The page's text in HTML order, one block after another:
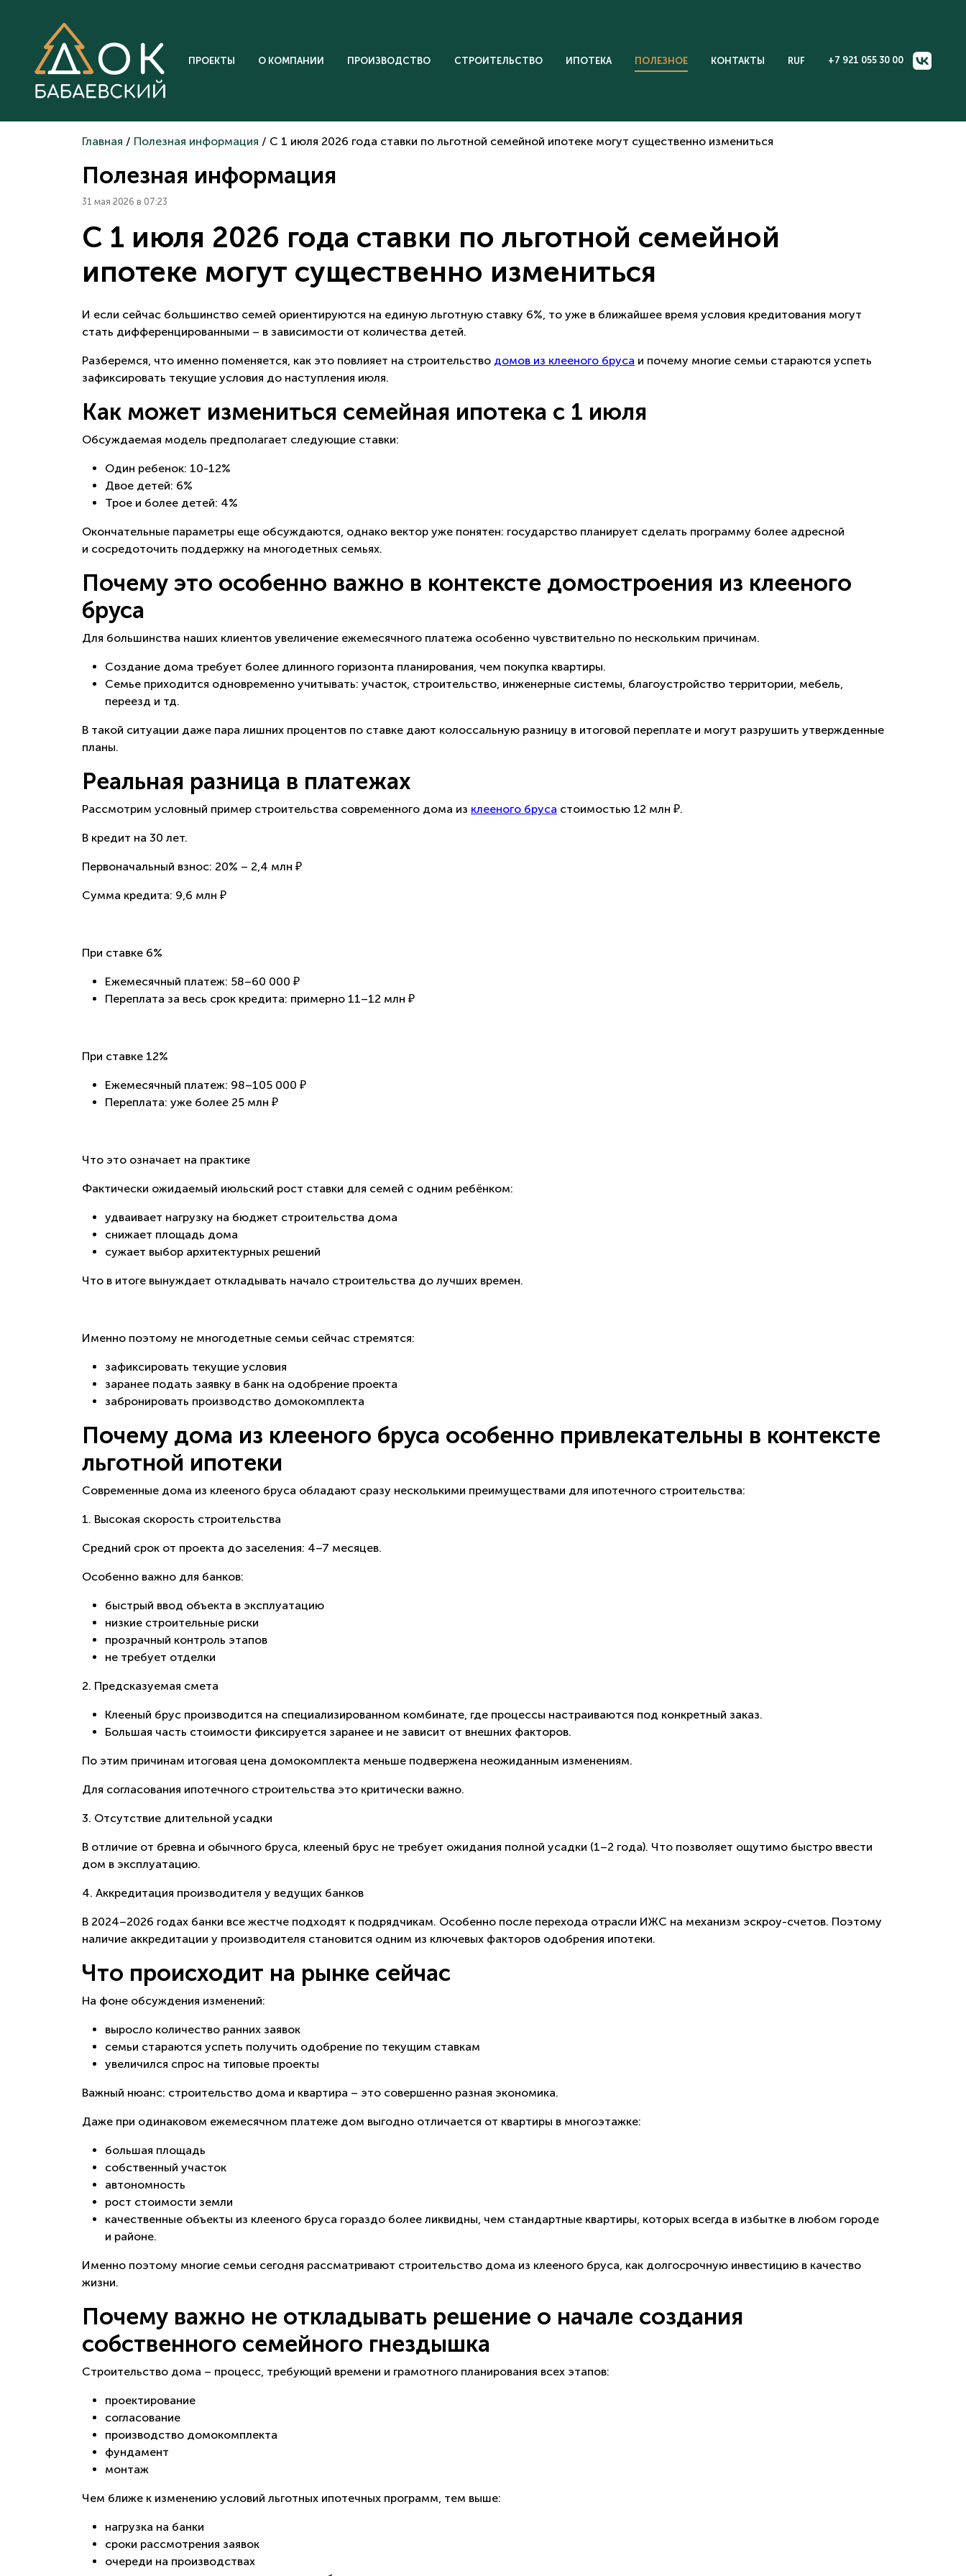
ПРОЕКТЫ О КОМПАНИИ ПРОИЗВОДСТВО СТРОИТЕЛЬСТВО ИПОТЕКА ПОЛЕЗНОЕ КОНТАКТЫ RUF +7 921 055 30 00
Главная / Полезная информация / С 1 июля 2026 года ставки по льготной семейной ипотеке могут существенно измениться
Полезная информация
31 мая 2026 в 07:23
С 1 июля 2026 года ставки по льготной семейной
ипотеке могут существенно измениться
И если сейчас большинство семей ориентируются на единую льготную ставку 6%, то уже в ближайшее время условия кредитования могут
стать дифференцированными – в зависимости от количества детей.
Разберемся, что именно поменяется, как это повлияет на строительство домов из клееного бруса и почему многие семьи стараются успеть
зафиксировать текущие условия до наступления июля.
Как может измениться семейная ипотека с 1 июля
Обсуждаемая модель предполагает следующие ставки:
Один ребенок: 10-12%
Двое детей: 6%
Трое и более детей: 4%
Окончательные параметры еще обсуждаются, однако вектор уже понятен: государство планирует сделать программу более адресной
и сосредоточить поддержку на многодетных семьях.
Почему это особенно важно в контексте домостроения из клееного
бруса
Для большинства наших клиентов увеличение ежемесячного платежа особенно чувствительно по нескольким причинам.
Создание дома требует более длинного горизонта планирования, чем покупка квартиры.
Семье приходится одновременно учитывать: участок, строительство, инженерные системы, благоустройство территории, мебель,
переезд и тд.
В такой ситуации даже пара лишних процентов по ставке дают колоссальную разницу в итоговой переплате и могут разрушить утвержденные
планы.
Реальная разница в платежах
Рассмотрим условный пример строительства современного дома из клееного бруса стоимостью 12 млн ₽.
В кредит на 30 лет.
Первоначальный взнос: 20% – 2,4 млн ₽
Сумма кредита: 9,6 млн ₽
При ставке 6%
Ежемесячный платеж: 58–60 000 ₽
Переплата за весь срок кредита: примерно 11–12 млн ₽
При ставке 12%
Ежемесячный платеж: 98–105 000 ₽
Переплата: уже более 25 млн ₽
Что это означает на практике
Фактически ожидаемый июльский рост ставки для семей с одним ребёнком:
удваивает нагрузку на бюджет строительства дома
снижает площадь дома
сужает выбор архитектурных решений
Что в итоге вынуждает откладывать начало строительства до лучших времен.
Именно поэтому не многодетные семьи сейчас стремятся:
зафиксировать текущие условия
заранее подать заявку в банк на одобрение проекта
забронировать производство домокомплекта
Почему дома из клееного бруса особенно привлекательны в контексте
льготной ипотеки
Современные дома из клееного бруса обладают сразу несколькими преимуществами для ипотечного строительства:
1. Высокая скорость строительства
Средний срок от проекта до заселения: 4–7 месяцев.
Особенно важно для банков:
быстрый ввод объекта в эксплуатацию
низкие строительные риски
прозрачный контроль этапов
не требует отделки
2. Предсказуемая смета
Клееный брус производится на специализированном комбинате, где процессы настраиваются под конкретный заказ.
Большая часть стоимости фиксируется заранее и не зависит от внешних факторов.
По этим причинам итоговая цена домокомплекта меньше подвержена неожиданным изменениям.
Для согласования ипотечного строительства это критически важно.
3. Отсутствие длительной усадки
В отличие от бревна и обычного бруса, клееный брус не требует ожидания полной усадки (1–2 года). Что позволяет ощутимо быстро ввести
дом в эксплуатацию.
4. Аккредитация производителя у ведущих банков
В 2024–2026 годах банки все жестче подходят к подрядчикам. Особенно после перехода отрасли ИЖС на механизм эскроу-счетов. Поэтому
наличие аккредитации у производителя становится одним из ключевых факторов одобрения ипотеки.
Что происходит на рынке сейчас
На фоне обсуждения изменений:
выросло количество ранних заявок
семьи стараются успеть получить одобрение по текущим ставкам
увеличился спрос на типовые проекты
Важный нюанс: строительство дома и квартира – это совершенно разная экономика.
Даже при одинаковом ежемесячном платеже дом выгодно отличается от квартиры в многоэтажке:
большая площадь
собственный участок
автономность
рост стоимости земли
качественные объекты из клееного бруса гораздо более ликвидны, чем стандартные квартиры, которых всегда в избытке в любом городе
и районе.
Именно поэтому многие семьи сегодня рассматривают строительство дома из клееного бруса, как долгосрочную инвестицию в качество
жизни.
Почему важно не откладывать решение о начале создания
собственного семейного гнездышка
Строительство дома – процесс, требующий времени и грамотного планирования всех этапов:
проектирование
согласование
производство домокомплекта
фундамент
монтаж
Чем ближе к изменению условий льготных ипотечных программ, тем выше:
нагрузка на банки
сроки рассмотрения заявок
очереди на производствах